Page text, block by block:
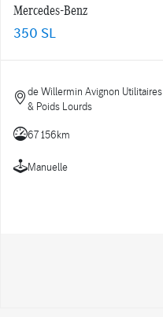
Mercedes-Benz
350 SL
de Willermin Avignon Utilitaires
& Poids Lourds
67 156km
Manuelle